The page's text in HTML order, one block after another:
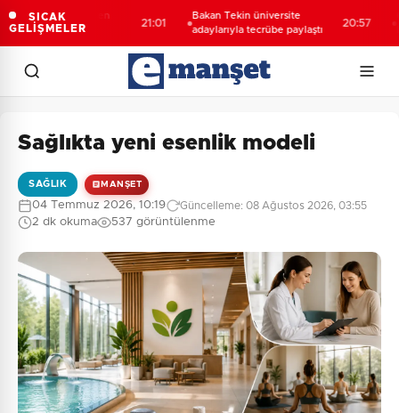
SICAK
GELİŞMELER
öğrencilerden
Bakan Tekin üniversite
adaylarıyla tecrübe paylaştı
20:57
Sağlıkta yeni esenlik modeli
SAĞLIK MANŞET
04 Temmuz 2026, 10:19 Güncelleme: 08 Ağustos 2026, 03:55
2 dk okuma 537 görüntülenme